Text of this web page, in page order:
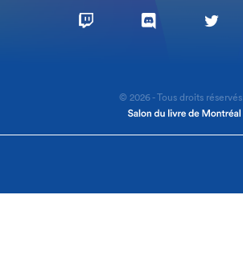
© 2026 - Tous droits réservés